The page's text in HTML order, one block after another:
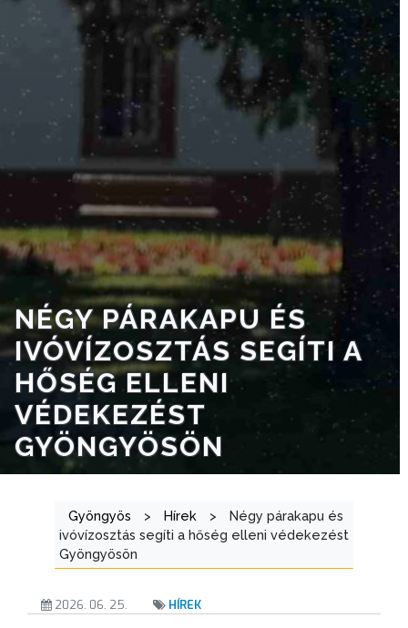
TÁJÉKOZTATÓK
ÁTLÁTHATÓSÁG
ÖNKORMÁNYZATI
ÉS
INTÉZMÉNYEK
NYOMTATVÁNYOK
ÜGYINTÉZÉS
TESTÜLETI
ANYAGOK
KISTÉRSÉG
GEOTERM-
NÉGY PÁRAKAPU ÉS
IVÓVÍZOSZTÁS SEGÍTI A
HŐSÉG ELLENI
VÉDEKEZÉST
GYÖNGYÖSÖN
Gyöngyös > Hírek >
Négy párakapu és
ivóvízosztás segíti a hőség elleni védekezést
Gyöngyösön
2026. 06. 25. HÍREK